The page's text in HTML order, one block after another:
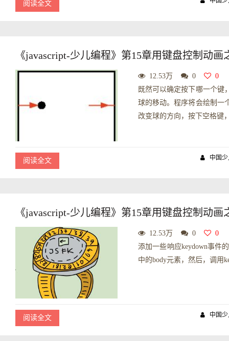
阅读全文
《javascript-少儿编程》第15章用键盘控制动
12.53万 0 0
既然可以确定按下哪一个键
球的移动。程序将会绘制一
改变球的方向，按下空格键
阅读全文 中国
《javascript-少儿编程》第15章用键盘控制动画
12.53万 0 0
添加一些响应keydown事件
中的body元素，然后，调用
阅读全文 中国